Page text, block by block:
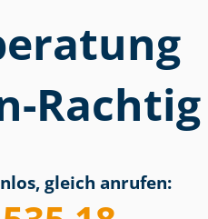
Rachtig
gleich anrufen: